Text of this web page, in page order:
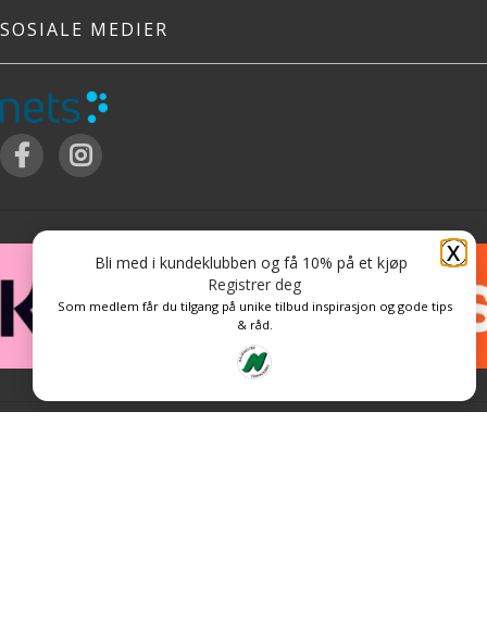
SOSIALE MEDIER
X
Bli med i kundeklubben og få 10% på et kjøp
Registrer deg
Som medlem får du tilgang på unike tilbud inspirasjon og gode tips
& råd.